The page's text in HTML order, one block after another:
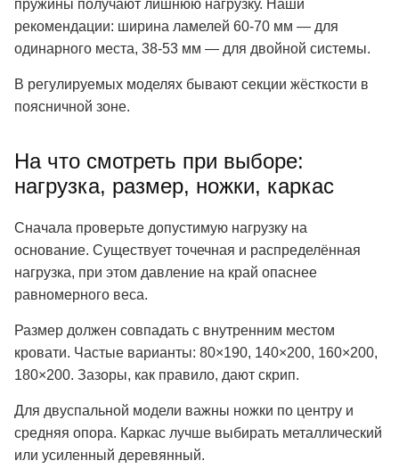
пружины получают лишнюю нагрузку. Наши
рекомендации: ширина ламелей 60-70 мм — для
одинарного места, 38-53 мм — для двойной системы.
В регулируемых моделях бывают секции жёсткости в
поясничной зоне.
На что смотреть при выборе:
нагрузка, размер, ножки, каркас
Сначала проверьте допустимую нагрузку на
основание. Существует точечная и распределённая
нагрузка, при этом давление на край опаснее
равномерного веса.
Размер должен совпадать с внутренним местом
кровати. Частые варианты: 80×190, 140×200, 160×200,
180×200. Зазоры, как правило, дают скрип.
Для двуспальной модели важны ножки по центру и
средняя опора. Каркас лучше выбирать металлический
или усиленный деревянный.